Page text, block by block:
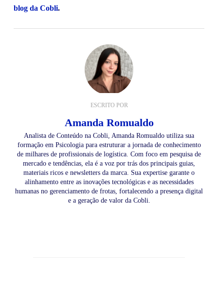
blog da Cobli.
ESCRITO POR
Amanda Romualdo
Analista de Conteúdo na Cobli, Amanda Romualdo utiliza sua
formação em Psicologia para estruturar a jornada de conhecimento
de milhares de profissionais de logística. Com foco em pesquisa de
mercado e tendências, ela é a voz por trás dos principais guias,
materiais ricos e newsletters da marca. Sua expertise garante o
alinhamento entre as inovações tecnológicas e as necessidades
humanas no gerenciamento de frotas, fortalecendo a presença digital
e a geração de valor da Cobli.